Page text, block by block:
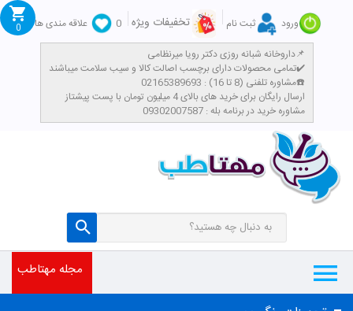
ورود ثبت نام تخفیفات ویژه 0
علاقه مندی ها
داروخانه شبانه روزی دکتر رویا میرنظامی📌
تمامی محصولات دارای برچسب اصالت کالا و سیب سلامت میباشند✔️
مشاوره تلفنی (8 تا 16) : 02165389693☎️
​ارسال رایگان برای خرید های بالای 4 میلیون تومان با پست پیشتاز
مشاوره خرید در برنامه بله : 09302007587
0
مجله مهتاطب